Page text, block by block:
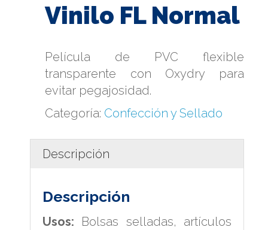
Vinilo FL Normal
Película de PVC flexible
transparente con Oxydry para
evitar pegajosidad.
Categoría: Confección y Sellado
Descripción
Descripción
Usos: Bolsas selladas, artículos